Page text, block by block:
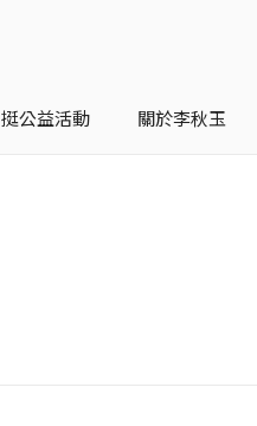
挺公益活動 關於李秋玉